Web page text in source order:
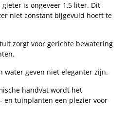
is ongeveer 1,5 liter. Dit
niet constant bijgevuld hoeft te
zorgt voor gerichte bewatering
water geven niet eleganter zijn.
handvat wordt het
en tuinplanten een plezier voor